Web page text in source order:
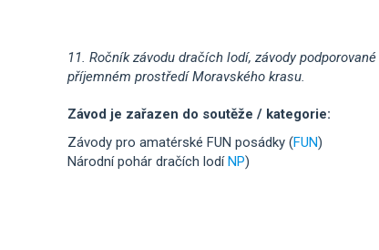
11. Ročník závodu dračích lodí, závody
příjemném prostředí Moravského krasu.
Závod je zařazen do soutěže / kategorie:
Závody pro amatérské FUN posádky (FUN)
Národní pohár dračích lodíNP)